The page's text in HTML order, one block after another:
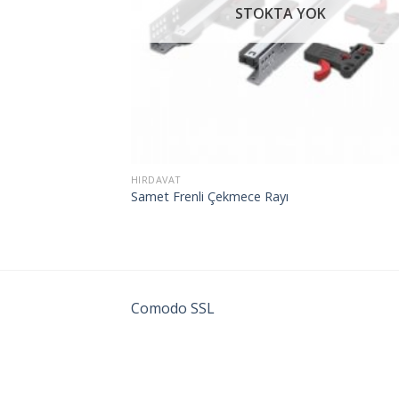
STOKTA YOK
HIRDAVAT
Samet Frenli Çekmece Rayı
Comodo SSL